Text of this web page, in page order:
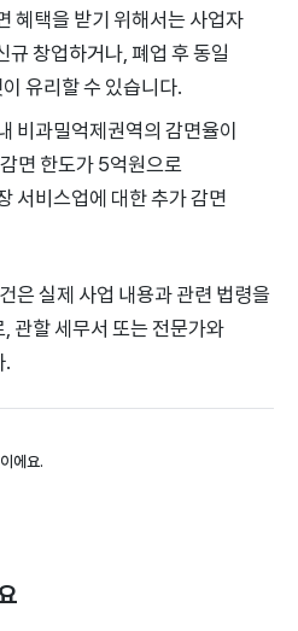
혜택을 받기 위해서는 사업자
규 창업하거나, 폐업 후 동일
유리할 수 있습니다.
비과밀억제권역의 감면율이
면 한도가 5억원으로
서비스업에 대한 추가 감면
은 실제 사업 내용과 관련 법령을
관할 세무서 또는 전문가와
.
에요.